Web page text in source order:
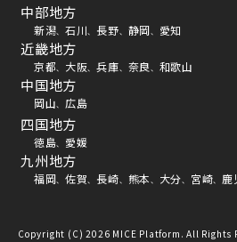
中部地方
新潟、 石川、 長野、 静岡、 愛知
近畿地方
京都、 大阪、 兵庫、 奈良、 和歌山
中国地方
岡山、 広島
四国地方
徳島、 愛媛
九州地方
福岡、 佐賀、 長崎、 熊本、 大分、 宮崎、 鹿
Copyright (C) 2026 MICE Platform. All Rights